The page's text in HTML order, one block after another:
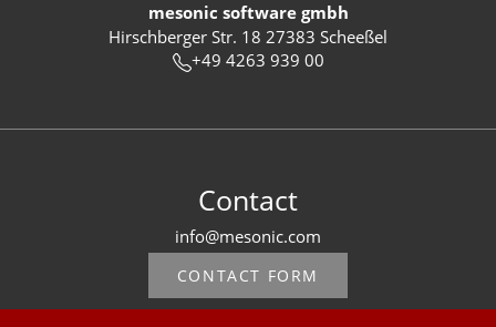
mesonic software gmbh
Hirschberger Str. 18 27383 Scheeßel
+49 4263 939 00
Contact
info@mesonic.com
CONTACT FORM